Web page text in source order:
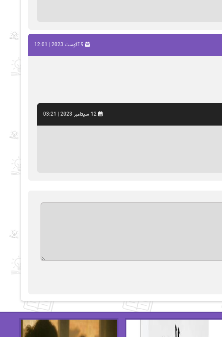
9 آگوست 2023 | 12:01
12 سپتامبر 2023 | 03:21